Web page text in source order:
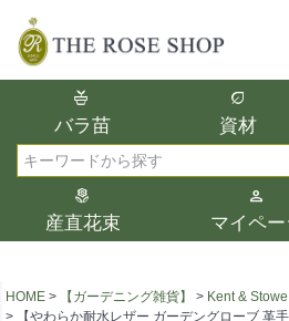
バラ苗 資材
産直花束 マイペー
在庫
在庫ありのみ表示
検索
複数の条件を選択
選択した項目全て
結果に表示されま
タイプ、カラー、
択してください。
HOME 【ガーデニング雑貨】
Kent &
【やわらか耐水レザー ガーデングローブ 革